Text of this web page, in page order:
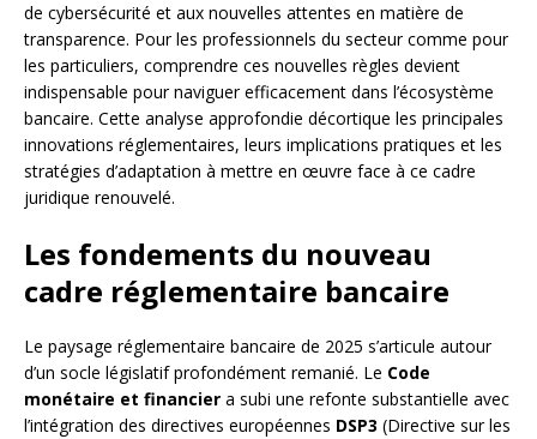
de cybersécurité et aux nouvelles attentes en matière de
transparence. Pour les professionnels du secteur comme pour
les particuliers, comprendre ces nouvelles règles devient
indispensable pour naviguer efficacement dans l’écosystème
bancaire. Cette analyse approfondie décortique les principales
innovations réglementaires, leurs implications pratiques et les
stratégies d’adaptation à mettre en œuvre face à ce cadre
juridique renouvelé.
Les fondements du nouveau
cadre réglementaire bancaire
Le paysage réglementaire bancaire de 2025 s’articule autour
d’un socle législatif profondément remanié. Le Code
monétaire et financier a subi une refonte substantielle avec
l’intégration des directives européennes DSP3 (Directive sur les